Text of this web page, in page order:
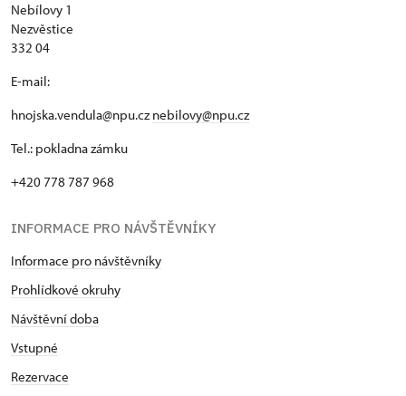
Nebílovy 1
Nezvěstice
332 04
E-mail:
hnojska.vendula@npu.cznebilovy@npu.cz
Tel.: pokladna zámku
+420 778 787 968
INFORMACE PRO NÁVŠTĚVNÍKY
Informace pro návštěvníky
Prohlídkové okruhy
Návštěvní doba
Vstupné
Rezervace